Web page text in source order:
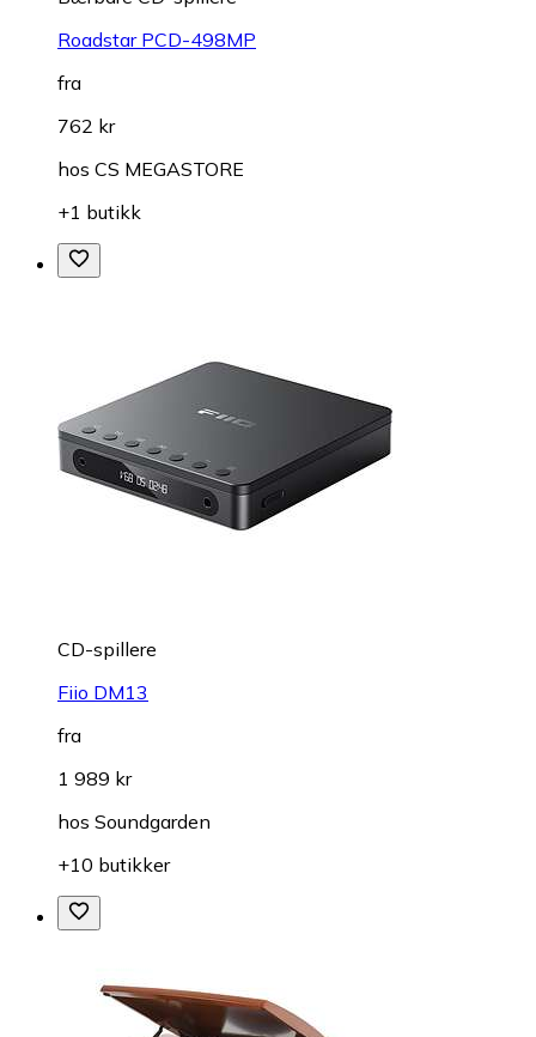
Roadstar PCD-498MP
fra
762 kr
hos CS MEGASTORE
+1 butikk
CD-spillere
Fiio DM13
fra
1 989 kr
hos Soundgarden
+10 butikker